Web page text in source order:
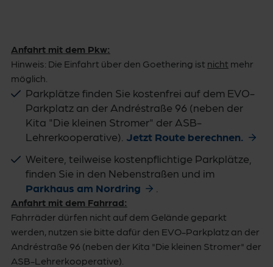
Anfahrt mit dem Pkw:
Hinweis: Die Einfahrt über den Goethering ist nicht mehr
möglich.
Parkplätze finden Sie kostenfrei auf dem EVO-
Parkplatz an der Andréstraße 96 (neben der
Kita "Die kleinen Stromer" der ASB-
Lehrerkooperative). Jetzt Route berechnen.
Weitere, teilweise kostenpflichtige Parkplätze,
finden Sie in den Nebenstraßen und im
Parkhaus am Nordring
Anfahrt mit dem Fahrrad:
Fahrräder dürfen nicht auf dem Gelände geparkt
werden, nutzen sie bitte dafür den EVO-Parkplatz an der
Andréstraße 96 (neben der Kita "Die kleinen Stromer" der
ASB-Lehrerkooperative).